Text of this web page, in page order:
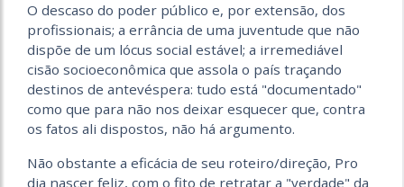
O descaso do poder público e, por extensão, dos
profissionais; a errância de uma juventude que não
dispõe de um lócus social estável; a irremediável
cisão socioeconômica que assola o país traçando
destinos de antevéspera: tudo está "documentado"
como que para não nos deixar esquecer que, contra
os fatos ali dispostos, não há argumento.
Não obstante a eficácia de seu roteiro/direção, Pro
dia nascer feliz, com o fito de retratar a "verdade" da